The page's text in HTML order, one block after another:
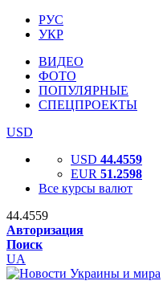
РУС
УКР
ВИДЕО
ФОТО
ПОПУЛЯРНЫЕ
СПЕЦПРОЕКТЫ
USD
USD 44.4559
EUR 51.2598
Все курсы валют
44.4559
Авторизация
Поиск
UA